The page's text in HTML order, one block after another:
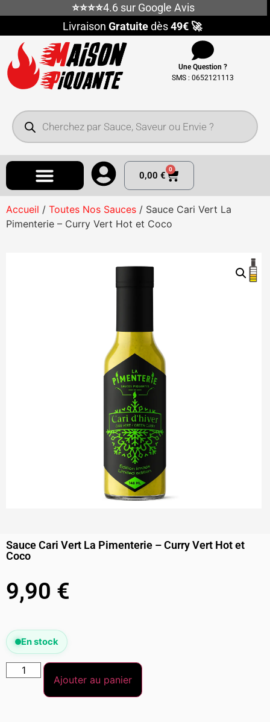
⭐⭐⭐⭐4.6 sur Google Avis
Livraison Gratuitedès49€ 🚀
Une Question ?
SMS : 0652121113
0,00 €
0
Accueil / Toutes Nos Sauces / Sauce Cari Vert La
Pimenterie – Curry Vert Hot et Coco
Sauce Cari Vert La Pimenterie – Curry Vert Hot et
Coco
9,90 €
En stock
Ajouter au panier